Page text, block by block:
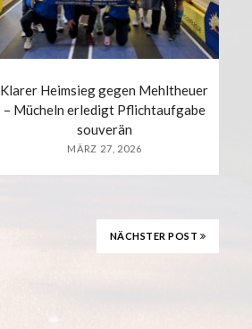
Klarer Heimsieg gegen Mehltheuer
– Mücheln erledigt Pflichtaufgabe
souverän
MÄRZ 27, 2026
NÄCHSTER POST